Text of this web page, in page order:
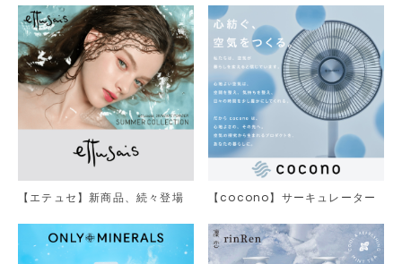
【エテュセ】新商品、続々登場 【cocono】サーキュレーター